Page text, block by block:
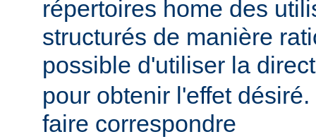
répertoires home des
structurés de manière
possible d'utiliser la
pour obtenir l'effet
faire correspondre